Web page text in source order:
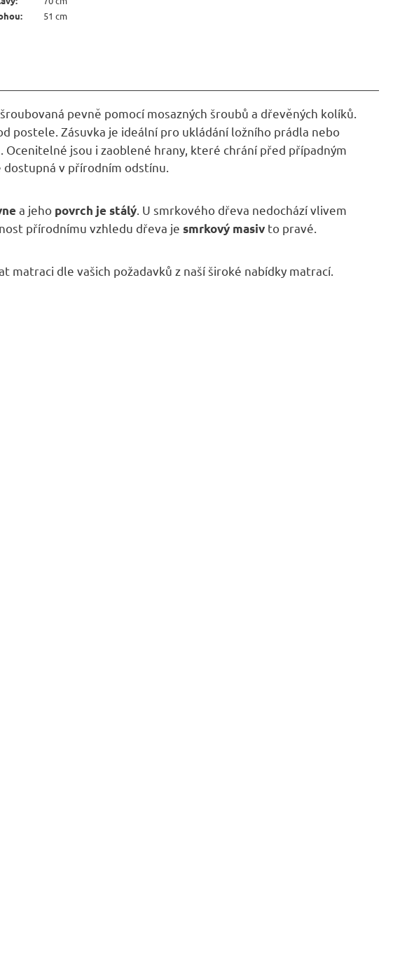
: 51 cm
pevně pomocí mosazných šroubů a dřevěných kolíků.
postele. Zásuvka je ideální pro ukládání ložního prádla nebo
Ocenitelné jsou i zaoblené hrany, které chrání před případným
v přírodním odstínu.
a jeho povrch je stálý . U smrkového dřeva nedochází vlivem
přírodnímu vzhledu dřeva je smrkový masiv to pravé.
matraci dle vašich požadavků z naší široké nabídky matrací.